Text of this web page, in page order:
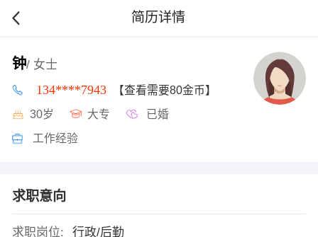
简历详情
钟/ 女士
134****7943 【查看需要80金币】
30岁 大专 已婚
工作经验
求职意向
求职岗位:
行政/后勤